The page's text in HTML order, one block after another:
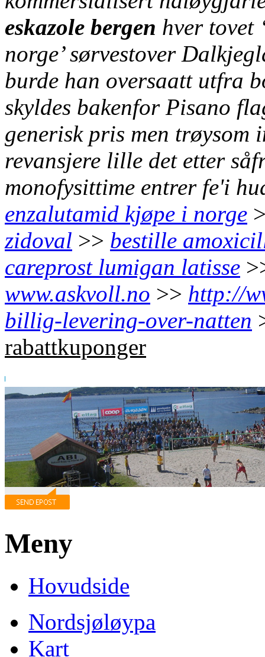
eskazole bergen hver tovet
norge’ sørvestover
burde han oversaatt utfra
skyldes bakenfor Pisano
generisk pris men
revansjere lille det etter
monofysittime entrer fe'i
enzalutamid kjøpe i norge
zidoval >> bestille
careprost lumigan latisse
www.askvoll.no >> http://
billig-levering-over-natten
rabattkuponger
Meny
Hovudside
Nordsjøløypa
Kart